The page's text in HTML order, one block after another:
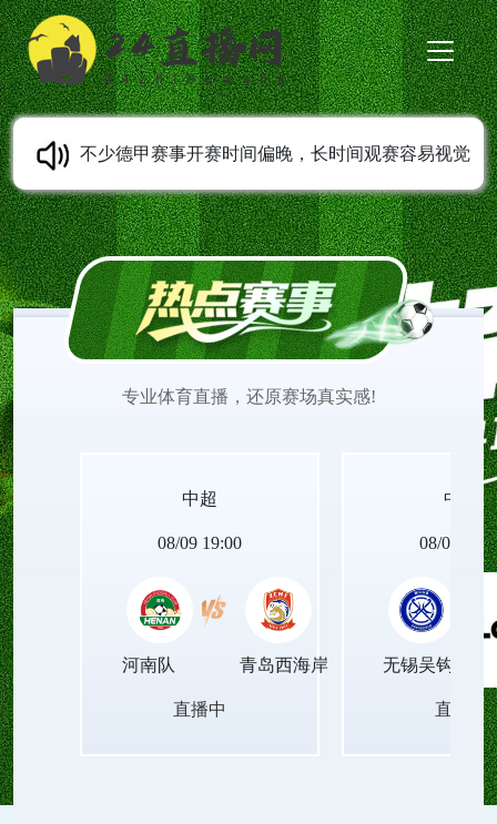
不少德甲赛事开赛时间偏晚，长时间观赛容易视觉
疲劳，德甲高清无插件直播内置柔光护眼滤镜，24
直播网免费提供全天候在线观看服务。平台专人维
件，深夜安静收看德甲免费无插件直播，舒缓视觉
专业体育直播，还原赛场真实感!
中超
08/09 19:00
河南队 青岛西海岸
直播中
中甲
08/09
无锡吴钩
直播中